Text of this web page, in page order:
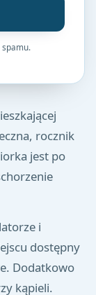
spamu.
rocznik
jest po
i
dostępny
Dodatkowo
kąpieli.